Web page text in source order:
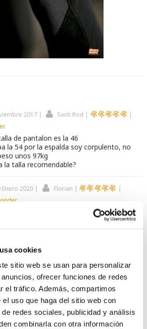
cookies
sitio web se usan para personalizar
ofrecer funciones de redes
el tráfico. Además, compartimos
el uso que haga del sitio web con
redes sociales, publicidad y análisis
combinarla con otra información
2017| Santi Rod |
|
de pantalon es la 46
la 54 por la espalda soy corpulento, no
unos 97kg
la talla recomendable?
Enero 2020 | Florian |
|
no vimos tu occmentairo hasta ahora,
corresponde la 54xl
46 en pantalon y mido 183
fuerte